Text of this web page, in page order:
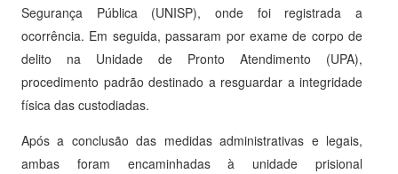
Segurança Pública (UNISP), onde foi registrada a
ocorrência. Em seguida, passaram por exame de corpo de
delito na Unidade de Pronto Atendimento (UPA),
procedimento padrão destinado a resguardar a integridade
física das custodiadas.
Após a conclusão das medidas administrativas e legais,
ambas foram encaminhadas à unidade prisional